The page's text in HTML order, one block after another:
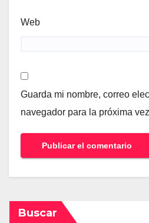
Web
Guarda mi nombre, correo
navegador para la próxima
Buscar